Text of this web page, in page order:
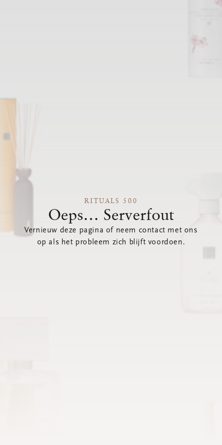
RITUALS 500
Oeps… Serverfout
Vernieuw deze pagina of neem contact met ons
op als het probleem zich blijft voordoen.